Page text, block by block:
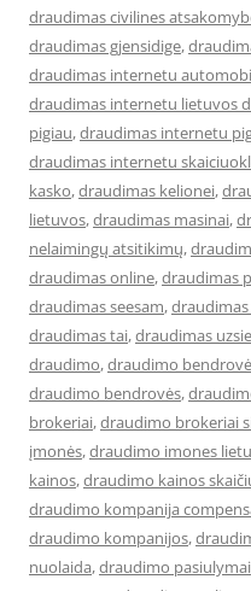
draudimas civilines
draudimas gjensidige,
draudimas internetu
draudimas internetu lietuvos
pigiau,draudimas internetu
draudimas internetu
kasko,draudimas kelionei,
lietuvos,draudimas masinai,
nelaimingų atsitikimų,
draudimas online,draudimas
draudimas seesam,
draudimas tai,draudimas
draudimo,draudimo bendrovė
draudimo bendrovės,
brokeriai,draudimo brokeriai
įmonės,draudimo imones
kainos,draudimo kainos
draudimo kompanija
draudimo kompanijos,
nuolaida,draudimo pasiulymai